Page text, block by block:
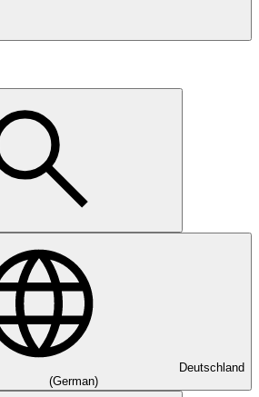
Deutschland
(German)